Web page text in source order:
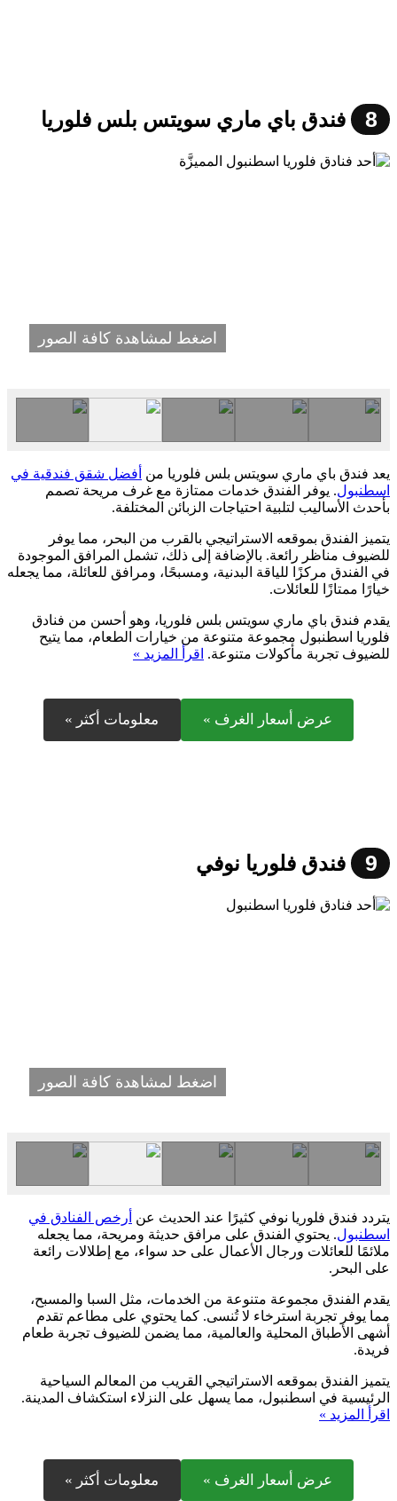
8 فندق باي ماري سويتس بلس فلوريا
اضغط لمشاهدة كافة الصور
يعد فندق باي ماري سويتس بلس فلوريا من أفضل شقق فندقية في
اسطنبول. يوفر الفندق خدمات ممتازة مع غرف مريحة تصمم
بأحدث الأساليب لتلبية احتياجات الزبائن المختلفة.
يتميز الفندق بموقعه الاستراتيجي بالقرب من البحر، مما يوفر
للضيوف مناظر رائعة. بالإضافة إلى ذلك، تشمل المرافق الموجودة
في الفندق مركزًا للياقة البدنية، ومسبحًا، ومرافق للعائلة، مما يجعله
خيارًا ممتازًا للعائلات.
يقدم فندق باي ماري سويتس بلس فلوريا، وهو أحسن من فنادق
فلوريا اسطنبول مجموعة متنوعة من خيارات الطعام، مما يتيح
للضيوف تجربة مأكولات متنوعة. اقرأ المزيد »
عرض أسعار الغرف » معلومات أكثر »
9 فندق فلوريا نوفي
اضغط لمشاهدة كافة الصور
يتردد فندق فلوريا نوفي كثيرًا عند الحديث عن أرخص الفنادق في
اسطنبول. يحتوي الفندق على مرافق حديثة ومريحة، مما يجعله
ملائمًا للعائلات ورجال الأعمال على حد سواء، مع إطلالات رائعة
على البحر.
يقدم الفندق مجموعة متنوعة من الخدمات، مثل السبا والمسبح،
مما يوفر تجربة استرخاء لا تُنسى. كما يحتوي على مطاعم تقدم
أشهى الأطباق المحلية والعالمية، مما يضمن للضيوف تجربة طعام
فريدة.
يتميز الفندق بموقعه الاستراتيجي القريب من المعالم السياحية
الرئيسية في اسطنبول، مما يسهل على النزلاء استكشاف المدينة.
اقرأ المزيد »
عرض أسعار الغرف » معلومات أكثر »